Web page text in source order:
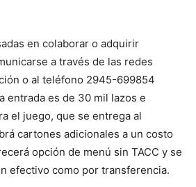
en colaborar o adquirir
a través de las redes
o al teléfono 2945-699854
entrada es de 30 mil lazos e
el juego, que se entrega al
cartones adicionales a un costo
opción de menú sin TACC y se
efectivo como por transferencia.